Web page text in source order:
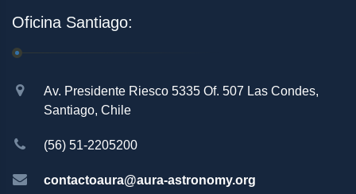
Oficina Santiago:
Av. Presidente Riesco 5335 Of. 507 Las Condes,
Santiago, Chile
(56) 51-2205200
contactoaura@aura-astronomy.org